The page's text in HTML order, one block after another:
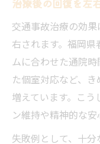
治療後の回復を左
交通事故治療の効
右されます。福岡
ムに合わせた通院
た個室対応など、
増えています。こ
ン維持や精神的な安
失敗例として、十